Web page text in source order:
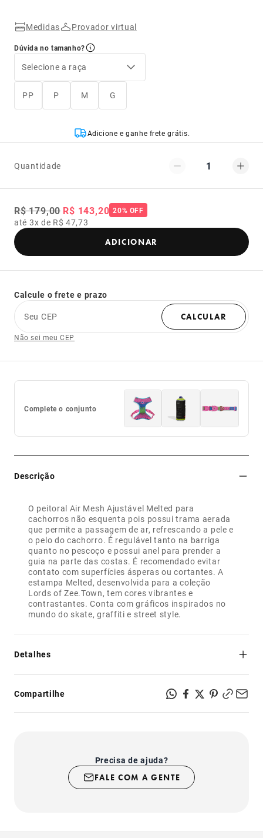
Medidas Provador virtual
Dúvida no tamanho?
Selecione a raça
PP P M G
Adicione e ganhe frete grátis.
Quantidade 1
R$ 179,00 R$ 143,20 20% OFF
até 3x de R$ 47,73
ADICIONAR
Calcule o frete e prazo
Seu CEP
CALCULAR
Não sei meu CEP
Complete o conjunto
Descrição
O peitoral Air Mesh Ajustável Melted para
cachorros não esquenta pois possui trama aerada
que permite a passagem de ar, refrescando a pele e
o pelo do cachorro. É regulável tanto na barriga
quanto no pescoço e possui anel para prender a
guia na parte das costas. É recomendado evitar
contato com superfícies ásperas ou cortantes. A
estampa Melted, desenvolvida para a coleção
Lords of Zee.Town, tem cores vibrantes e
contrastantes. Conta com gráficos inspirados no
Detalhes
ventilação da pele e do pelo;
Regulável na barriga e no pescoço para melhor ajuste em
seu cachorro;
Compartilhe
Precisa de ajuda?
FALE COM A GENTE